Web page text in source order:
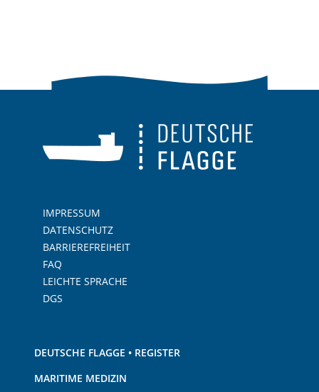
IMPRESSUM
DATENSCHUTZ
BARRIEREFREIHEIT
FAQ
LEICHTE SPRACHE
DGS
DEUTSCHE FLAGGE • REGISTER
MARITIME MEDIZIN